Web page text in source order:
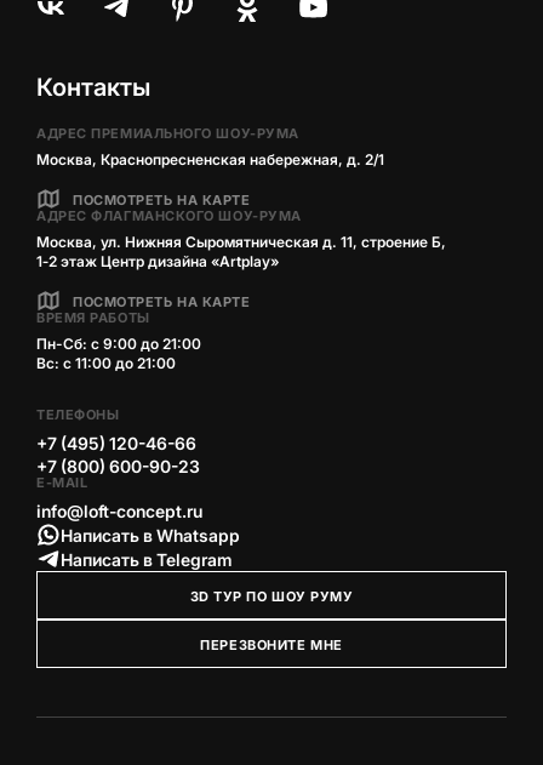
Контакты
АДРЕС ПРЕМИАЛЬНОГО ШОУ-РУМА
Москва, Краснопресненская набережная, д. 2/1
ПОСМОТРЕТЬ НА КАРТЕ
АДРЕС ФЛАГМАНСКОГО ШОУ-РУМА
Москва, ул. Нижняя Сыромятническая д. 11, строение Б,
1‑2 этаж Центр дизайна «Artplay»
ПОСМОТРЕТЬ НА КАРТЕ
ВРЕМЯ РАБОТЫ
Пн-Сб: с 9:00 до 21:00
Вс: с 11:00 до 21:00
ТЕЛЕФОНЫ
+7 (495) 120-46-66
+7 (800) 600-90-23
E-MAIL
info@loft-concept.ru
Написать в Whatsapp
Написать в Telegram
3D ТУР ПО ШОУ РУМУ
ПЕРЕЗВОНИТЕ МНЕ